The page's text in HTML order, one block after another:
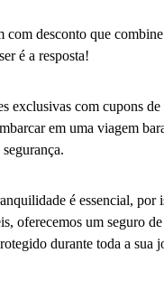
com desconto que
é a resposta!
exclusivas com cupons
em uma viagem
é essencial, por
oferecemos um seguro
durante toda a sua